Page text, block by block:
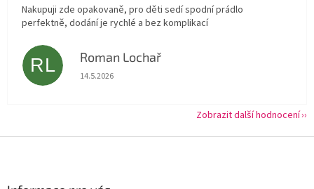
Nakupuji zde opakovaně, pro děti sedí spodní prádlo
perfektně, dodání je rychlé a bez komplikací
RL Roman Lochař
Hodnocení obchodu je 5 z 5 hvězdiček.
14.5.2026
Zobrazit další hodnocení